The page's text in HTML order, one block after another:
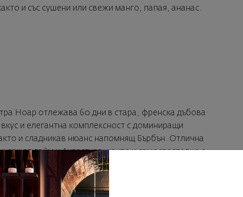
и със сушени или свежи манго, папая, ананас.
Ноар отлежава 60 дни в стара, френска дъбова
и елегантна комплексност с доминиращи
и сладникав нюанс напомнящ Бърбън. Отлична
от лайм и Aнгостура, както и самостоятелно с